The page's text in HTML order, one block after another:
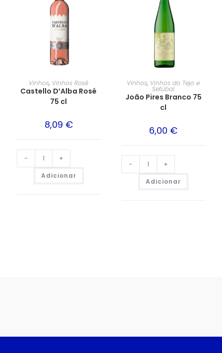
Vinhos, Vinhos Rosé
Castello D’Alba Rosé
75 cl
8,09 €
- +
Adicionar
Vinhos, Vinhos do Tejo e
Setúbal
João Pires Branco 75
cl
6,00 €
- +
Adicionar